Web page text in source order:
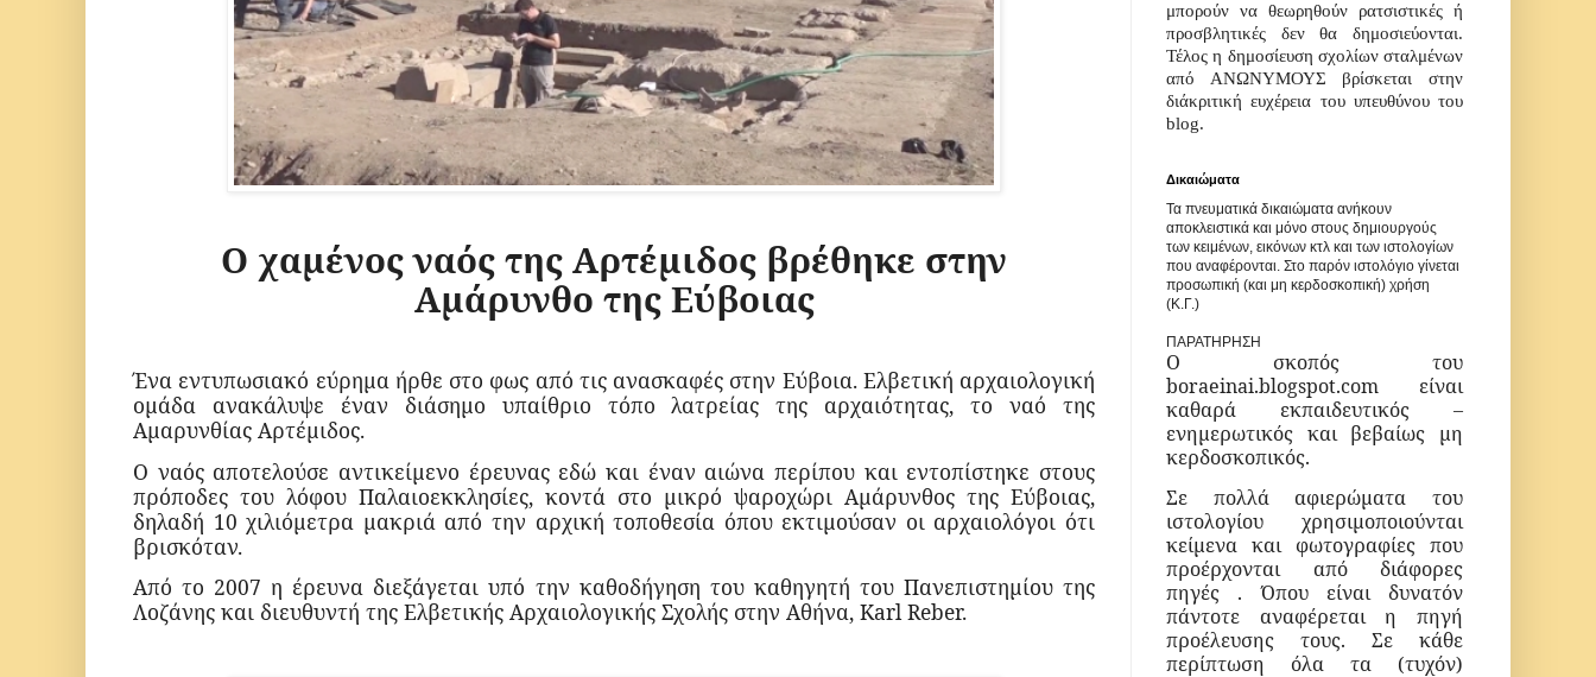
Ο χαμένος ναός της Αρτέμιδος βρέθηκε στην
Αμάρυνθο της Εύβοιας
Ένα εντυπωσιακό εύρημα ήρθε στο φως από τις ανασκαφές στην Εύβοια. Ελβετική αρχαιολογική
ομάδα ανακάλυψε έναν διάσημο υπαίθριο τόπο λατρείας της αρχαιότητας, το ναό της
Αμαρυνθίας Αρτέμιδος.
Ο ναός αποτελούσε αντικείμενο έρευνας εδώ και έναν αιώνα περίπου και εντοπίστηκε στους
πρόποδες του λόφου Παλαιοεκκλησίες, κοντά στο μικρό ψαροχώρι Αμάρυνθος της Εύβοιας,
δηλαδή 10 χιλιόμετρα μακριά από την αρχική τοποθεσία όπου εκτιμούσαν οι αρχαιολόγοι ότι
βρισκόταν.
Από το 2007 η έρευνα διεξάγεται υπό την καθοδήγηση του καθηγητή του Πανεπιστημίου της
Λοζάνης και διευθυντή της Ελβετικής Αρχαιολογικής Σχολής στην Αθήνα, Karl Reber.
μπορούν να θεωρηθούν ρατσιστικές ή
προσβλητικές δεν θα δημοσιεύονται.
Τέλος η δημοσίευση σχολίων σταλμένων
από ΑΝΩΝΥΜΟΥΣ βρίσκεται στην
διάκριτικήευχέρεια του υπευθύνου του
blog.
Δικαιώματα
Τα πνευματικά δικαιώματα ανήκουν
αποκλειστικά και μόνο στους δημιουργούς
των κειμένων, εικόνων κτλ και των ιστολογίων
που αναφέρονται. Στο παρόν ιστολόγιο γίνεται
προσωπική (και μη κερδοσκοπική) χρήση
(Κ.Γ.)
ΠΑΡΑΤΗΡΗΣΗ
Ο σκοπός του
boraeinai.blogspot.com
είναι
καθαρά εκπαιδευτικός –
ενημερωτικός και βεβαίως μη
κερδοσκοπικός.
Σε πολλά αφιερώματα του
ιστολογίου χρησιμοποιούνται
κείμενα και φωτογραφίες που
προέρχονται από διάφορες
πηγές .Όπου είναι δυνατόν
πάντοτε αναφέρεται η πηγή
προέλευσης τους. Σε κάθε
περίπτωση όλα τα (τυχόν)